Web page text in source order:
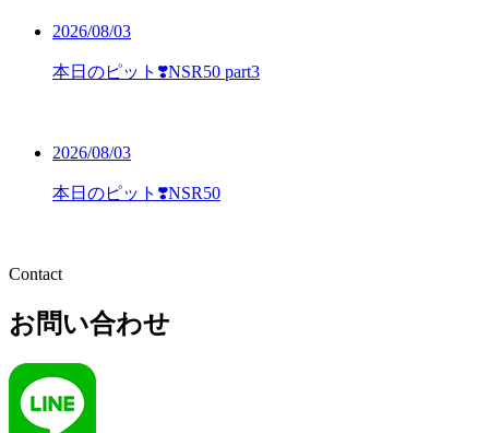
2026/08/03
本日のピット❣️NSR50 part3
2026/08/03
本日のピット❣️NSR50
Contact
お問い合わせ